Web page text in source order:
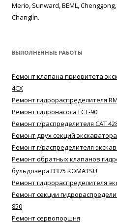
Merio, Sunward, BEML,
Changlin.
ВЫПОЛНЕННЫЕ РАБОТЫ
Ремонт клапана приоритета
4CX
Ремонт гидрораспределителя
Ремонт гидронасоса ГСТ-90
Ремонт г/распределителя САТ
Ремонт двух секций
Ремонт г/распределителя
Ремонт обратных клапанов
бульдозера D375 KOMATSU
Ремонт гидрораспределителя
Ремонт секции
850
Ремонт сервопоршня